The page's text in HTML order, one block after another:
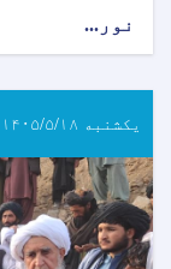
نور...
یکشنبه ۱۴۰۵/۵/۱۸ - ۹:۴۳